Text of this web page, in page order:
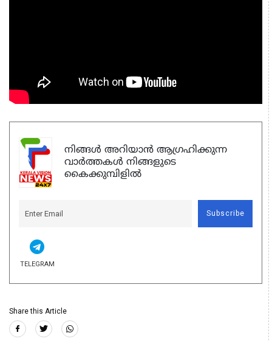
നിങ്ങൾ അറിയാൻ ആഗ്രഹിക്കുന്ന
വാർത്തകൾ നിങ്ങളുടെ
കൈക്കുമ്പിളിൽ
Subscribe
TELEGRAM
Share this Article